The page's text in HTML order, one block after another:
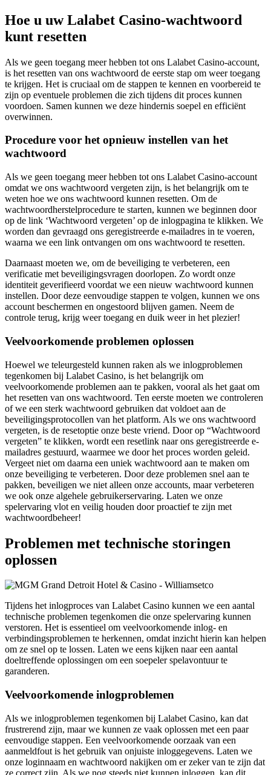
Hoe u uw Lalabet Casino-wachtwoord
kunt resetten
Als we geen toegang meer hebben tot ons Lalabet Casino-account,
is het resetten van ons wachtwoord de eerste stap om weer toegang
te krijgen. Het is cruciaal om de stappen te kennen en voorbereid te
zijn op eventuele problemen die zich tijdens dit proces kunnen
voordoen. Samen kunnen we deze hindernis soepel en efficiënt
overwinnen.
Procedure voor het opnieuw instellen van het
wachtwoord
Als we geen toegang meer hebben tot ons Lalabet Casino-account
omdat we ons wachtwoord vergeten zijn, is het belangrijk om te
weten hoe we ons wachtwoord kunnen resetten. Om de
wachtwoordherstelprocedure te starten, kunnen we beginnen door
op de link ‘Wachtwoord vergeten’ op de inlogpagina te klikken. We
worden dan gevraagd ons geregistreerde e-mailadres in te voeren,
waarna we een link ontvangen om ons wachtwoord te resetten.
Daarnaast moeten we, om de beveiliging te verbeteren, een
verificatie met beveiligingsvragen doorlopen. Zo wordt onze
identiteit geverifieerd voordat we een nieuw wachtwoord kunnen
instellen. Door deze eenvoudige stappen te volgen, kunnen we ons
account beschermen en ongestoord blijven gamen. Neem de
controle terug, krijg weer toegang en duik weer in het plezier!
Veelvoorkomende problemen oplossen
Hoewel we teleurgesteld kunnen raken als we inlogproblemen
tegenkomen bij Lalabet Casino, is het belangrijk om
veelvoorkomende problemen aan te pakken, vooral als het gaat om
het resetten van ons wachtwoord. Ten eerste moeten we controleren
of we een sterk wachtwoord gebruiken dat voldoet aan de
beveiligingsprotocollen van het platform. Als we ons wachtwoord
vergeten, is de resetoptie onze beste vriend. Door op “Wachtwoord
vergeten” te klikken, wordt een resetlink naar ons geregistreerde e-
mailadres gestuurd, waarmee we door het proces worden geleid.
Vergeet niet om daarna een uniek wachtwoord aan te maken om
onze beveiliging te verbeteren. Door deze problemen snel aan te
pakken, beveiligen we niet alleen onze accounts, maar verbeteren
we ook onze algehele gebruikerservaring. Laten we onze
spelervaring vlot en veilig houden door proactief te zijn met
wachtwoordbeheer!
Problemen met technische storingen
oplossen
Tijdens het inlogproces van Lalabet Casino kunnen we een aantal
technische problemen tegenkomen die onze spelervaring kunnen
verstoren. Het is essentieel om veelvoorkomende inlog- en
verbindingsproblemen te herkennen, omdat inzicht hierin kan helpen
om ze snel op te lossen. Laten we eens kijken naar een aantal
doeltreffende oplossingen om een soepeler spelavontuur te
garanderen.
Veelvoorkomende inlogproblemen
Als we inlogproblemen tegenkomen bij Lalabet Casino, kan dat
frustrerend zijn, maar we kunnen ze vaak oplossen met een paar
eenvoudige stappen. Een veelvoorkomende oorzaak van een
aanmeldfout is het gebruik van onjuiste inloggegevens. Laten we
onze loginnaam en wachtwoord nakijken om er zeker van te zijn dat
ze correct zijn. Als we nog steeds niet kunnen inloggen, kan dit